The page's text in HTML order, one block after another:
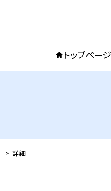
トップページ
> 詳細